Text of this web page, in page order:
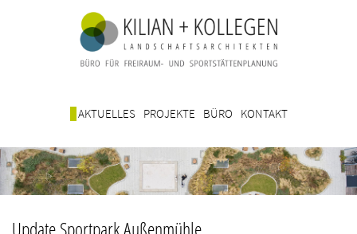
AKTUELLES PROJEKTE BÜRO KONTAKT
Update Sportpark Außenmühle